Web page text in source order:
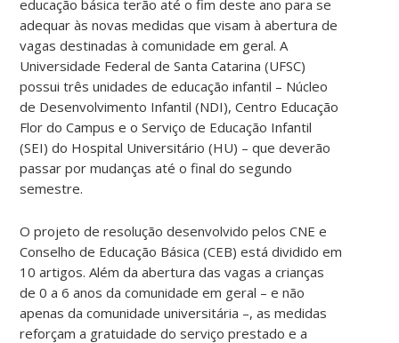
educação básica terão até o fim deste ano para se
adequar às novas medidas que visam à abertura de
vagas destinadas à comunidade em geral. A
Universidade Federal de Santa Catarina (UFSC)
possui três unidades de educação infantil – Núcleo
de Desenvolvimento Infantil (NDI), Centro Educação
Flor do Campus e o Serviço de Educação Infantil
(SEI) do Hospital Universitário (HU) – que deverão
passar por mudanças até o final do segundo
semestre.
O projeto de resolução desenvolvido pelos CNE e
Conselho de Educação Básica (CEB) está dividido em
10 artigos. Além da abertura das vagas a crianças
de 0 a 6 anos da comunidade em geral – e não
apenas da comunidade universitária –, as medidas
reforçam a gratuidade do serviço prestado e a